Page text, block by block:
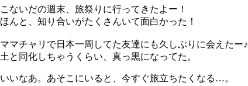
こないだの週末、旅祭りに行ってきたよー！
ほんと、知り合いがたくさんいて面白かった！
ママチャリで日本一周してた友達にも久しぶりに会えたー♪
土と同化しちゃうくらい、真っ黒になってた。
いいなあ。あそこにいると、今すぐ旅立ちたくなる…。